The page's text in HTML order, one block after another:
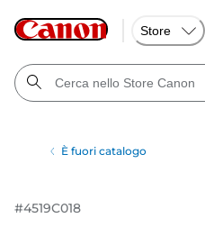
Store
È fuori catalogo
#4519C018